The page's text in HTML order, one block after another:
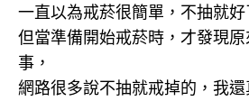
一直以為戒菸很簡單，不抽就好
但當準備開始戒菸時，才發現
事，
網路很多說不抽就戒掉的，我